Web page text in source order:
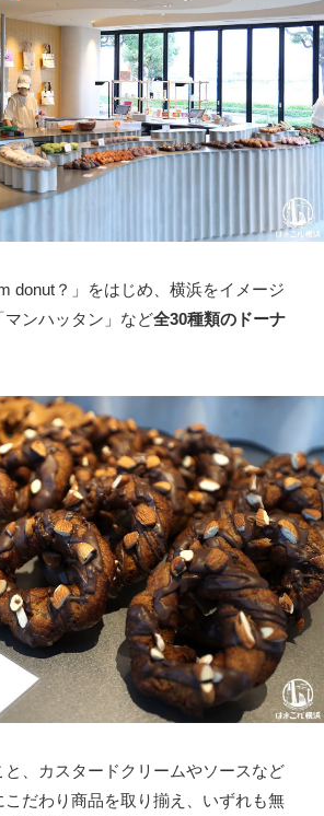
donut？」をはじめ、横浜をイメージ
マンハッタン」など全30種類のドーナ
、カスタードクリームやソースなど
だわり商品を取り揃え、いずれも無